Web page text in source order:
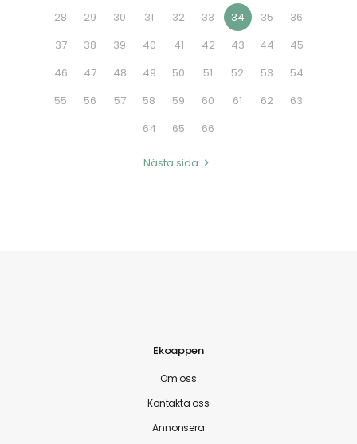
28
29 30 31 32 33 34 35
36
37
38 39 40 41 42 43 44
45
46
47 48 49 50 51 52 53
54
55
56 57 58 59 60 61 62
63
64
65 66
Nästa sida
Ekoappen
Om oss
Kontakta oss
Annonsera